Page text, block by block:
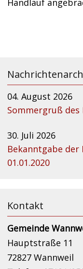
Handlauf
04. August 2026
Sommergruß
30. Juli 2026
Bekanntgabe der
01.01.2020
Kontakt
Gemeinde
Hauptstraße 11
72827 Wannweil